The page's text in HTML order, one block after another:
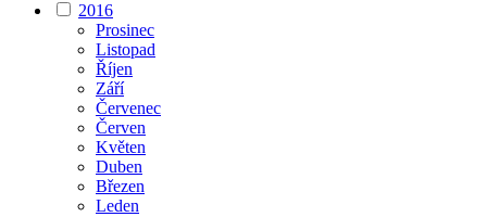
2016
Prosinec
Listopad
Říjen
Září
Červenec
Červen
Květen
Duben
Březen
Leden